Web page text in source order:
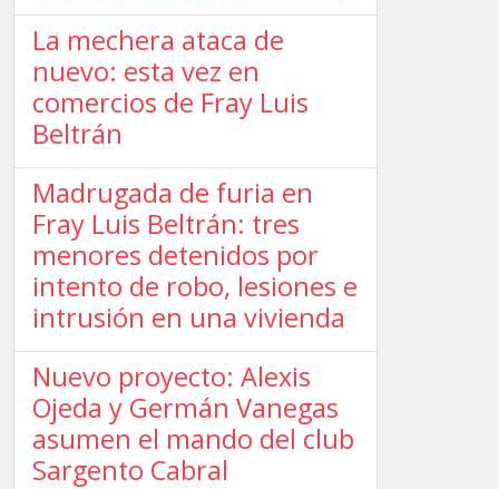
La mechera ataca de
nuevo: esta vez en
comercios de Fray Luis
Beltrán
Madrugada de furia en
Fray Luis Beltrán: tres
menores detenidos por
intento de robo, lesiones e
intrusión en una vivienda
Nuevo proyecto: Alexis
Ojeda y Germán Vanegas
asumen el mando del club
Sargento Cabral